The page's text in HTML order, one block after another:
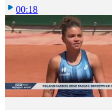
00:18